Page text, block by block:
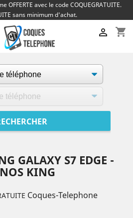
OFFERTE avec le code COQUEGRATUITE.
sans minimum d'achat.
shopping_cart

GALAXY S7 EDGE -
KING
Coques-Telephone